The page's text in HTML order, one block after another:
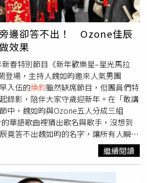
起重聚的那一天，到時候我們會一起創造
，請大家再等我們一下！」
邊卻答不出！ Ozone佳辰
效果
新春特別節目《新年歡樂星–星光馬拉
登場，主持人魏如昀邀來人氣男團
入伍的煥鈞雖然缺席節目，但團員們特
錄影，陪伴大家守歲迎新年。在「敢講
中，魏如昀與Ozone五人分成三組
華語歌曲裡猜出歌名與歌手，沒想到
竟答不出魏如昀的名字，讓所有人瞬間
要再做效果了！」猜歌過程中，文廷與
「神隊友」，開場不到十秒就成功搶
佳辰與祖安則後來居上，不料當聽出魏
聲音〉時，明明原唱就坐在一旁，佳辰
繼續閱讀